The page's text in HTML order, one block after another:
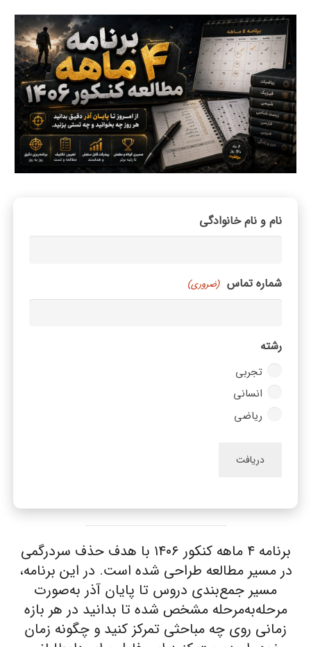
نام و نام خانوادگی
شماره تماس (ضروری)
رشته
تجربی
انسانی
ریاضی
برنامه ۴ ماهه کنکور ۱۴۰۶ با هدف حذف سردرگمی
در مسیر مطالعه طراحی شده است. در این برنامه،
مسیر جمع‌بندی دروس تا پایان آذر به‌صورت
مرحله‌به‌مرحله مشخص شده تا بدانید در هر بازه
زمانی روی چه مباحثی تمرکز کنید و چگونه زمان